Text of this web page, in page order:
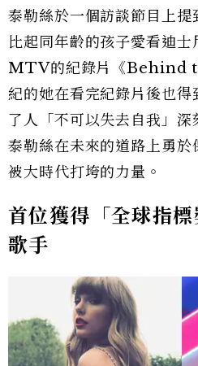
泰勒絲於一個訪談節目上提
比起同年齡的孩子愛看迪
MTV的紀錄片《Behind
紀的她在看完紀錄片後也
了人「不可以失去自我」
泰勒絲在未來的道路上勇於
被大時代打垮的力量。
首位獲得「全球指
歌手